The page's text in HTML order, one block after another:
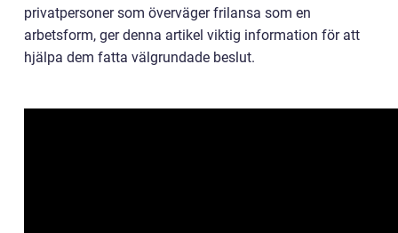
privatpersoner som överväger frilansa som en
arbetsform, ger denna artikel viktig information för att
hjälpa dem fatta välgrundade beslut.